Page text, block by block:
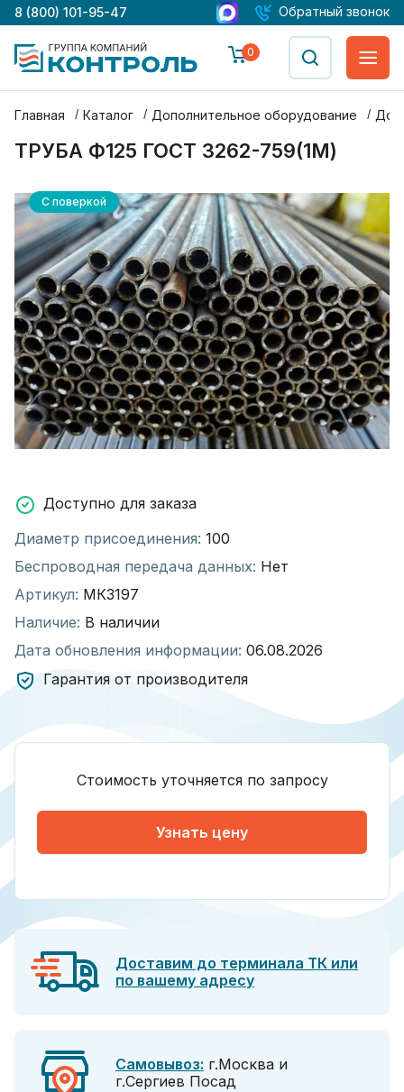
8 (800) 101-95-47 Обратный звонок
0
Главная Каталог Дополнительное оборудование
ТРУБА Ф125 ГОСТ 3262-759(1М)
С поверкой
Доступно для заказа
Диаметр присоединения: 100
Беспроводная передача данных: Нет
Артикул: МК3197
Наличие: В наличии
Дата обновления информации: 06.08.2026
Гарантия от производителя
Стоимость уточняется по запросу
Узнать цену
Доставим до терминала ТК или
по вашему адресу
Самовывоз: г.Москва и
г.Сергиев Посад